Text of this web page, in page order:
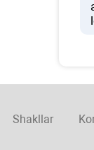
Shakllar